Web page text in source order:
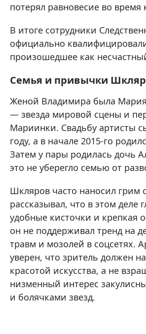
потерял равновесие во время
В итоге сотрудники
официально
произошедшее как
Семья и привычки
Женой Владимира была
— звезда мировой сцены и
Мариинки. Свадьбу артисты
году, а в начале 2015-го
Затем у пары родилась дочь
это не уберегло семью от
Шкляров часто наносил грим
рассказывал, что в этом деле
удобные кисточки и крепкая
он не поддерживал тренд на
травм и мозолей в соцсетях.
уверен, что зритель должен
красотой искусства, а не
низменный интерес
и болячками звезд.